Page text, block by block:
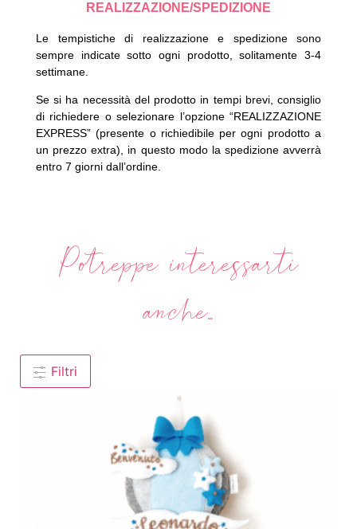
REALIZZAZIONE/SPEDIZIONE
Le tempistiche di realizzazione e spedizione sono
sempre indicate sotto ogni prodotto, solitamente 3-4
settimane.
Se si ha necessità del prodotto in tempi brevi, consiglio
di richiedere o selezionare l’opzione “REALIZZAZIONE
EXPRESS” (presente o richiedibile per ogni prodotto a
un prezzo extra), in questo modo la spedizione avverrà
entro 7 giorni dall’ordine.
Potreppe interessarti
anche...
Filtri